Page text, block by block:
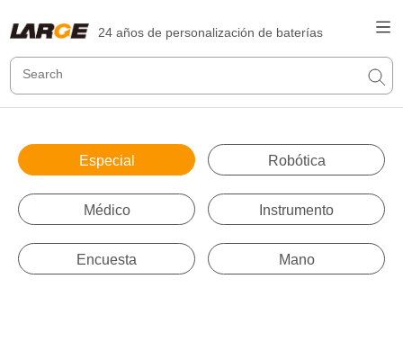
24 años de personalización de baterías
Especial Robótica
Médico Instrumento
Encuesta Mano